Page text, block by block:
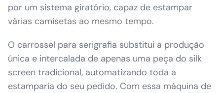
por um sistema giratório, capaz de estampar
várias camisetas ao mesmo tempo.
O carrossel para serigrafia substitui a produção
única e intercalada de apenas uma peça do silk
screen tradicional, automatizando toda a
estamparia do seu pedido. Com essa máquina de